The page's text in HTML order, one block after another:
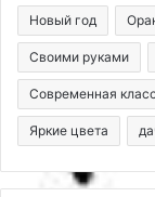
Новый год
Своими руками
Современная
Яркие цвета